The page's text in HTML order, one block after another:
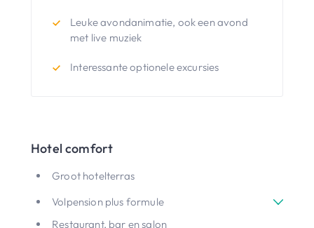
Leuke avondanimatie, ook een avond
met live muziek
Interessante optionele excursies
Hotel comfort
Groot hotelterras
Volpension plus formule
Restaurant, bar en salon